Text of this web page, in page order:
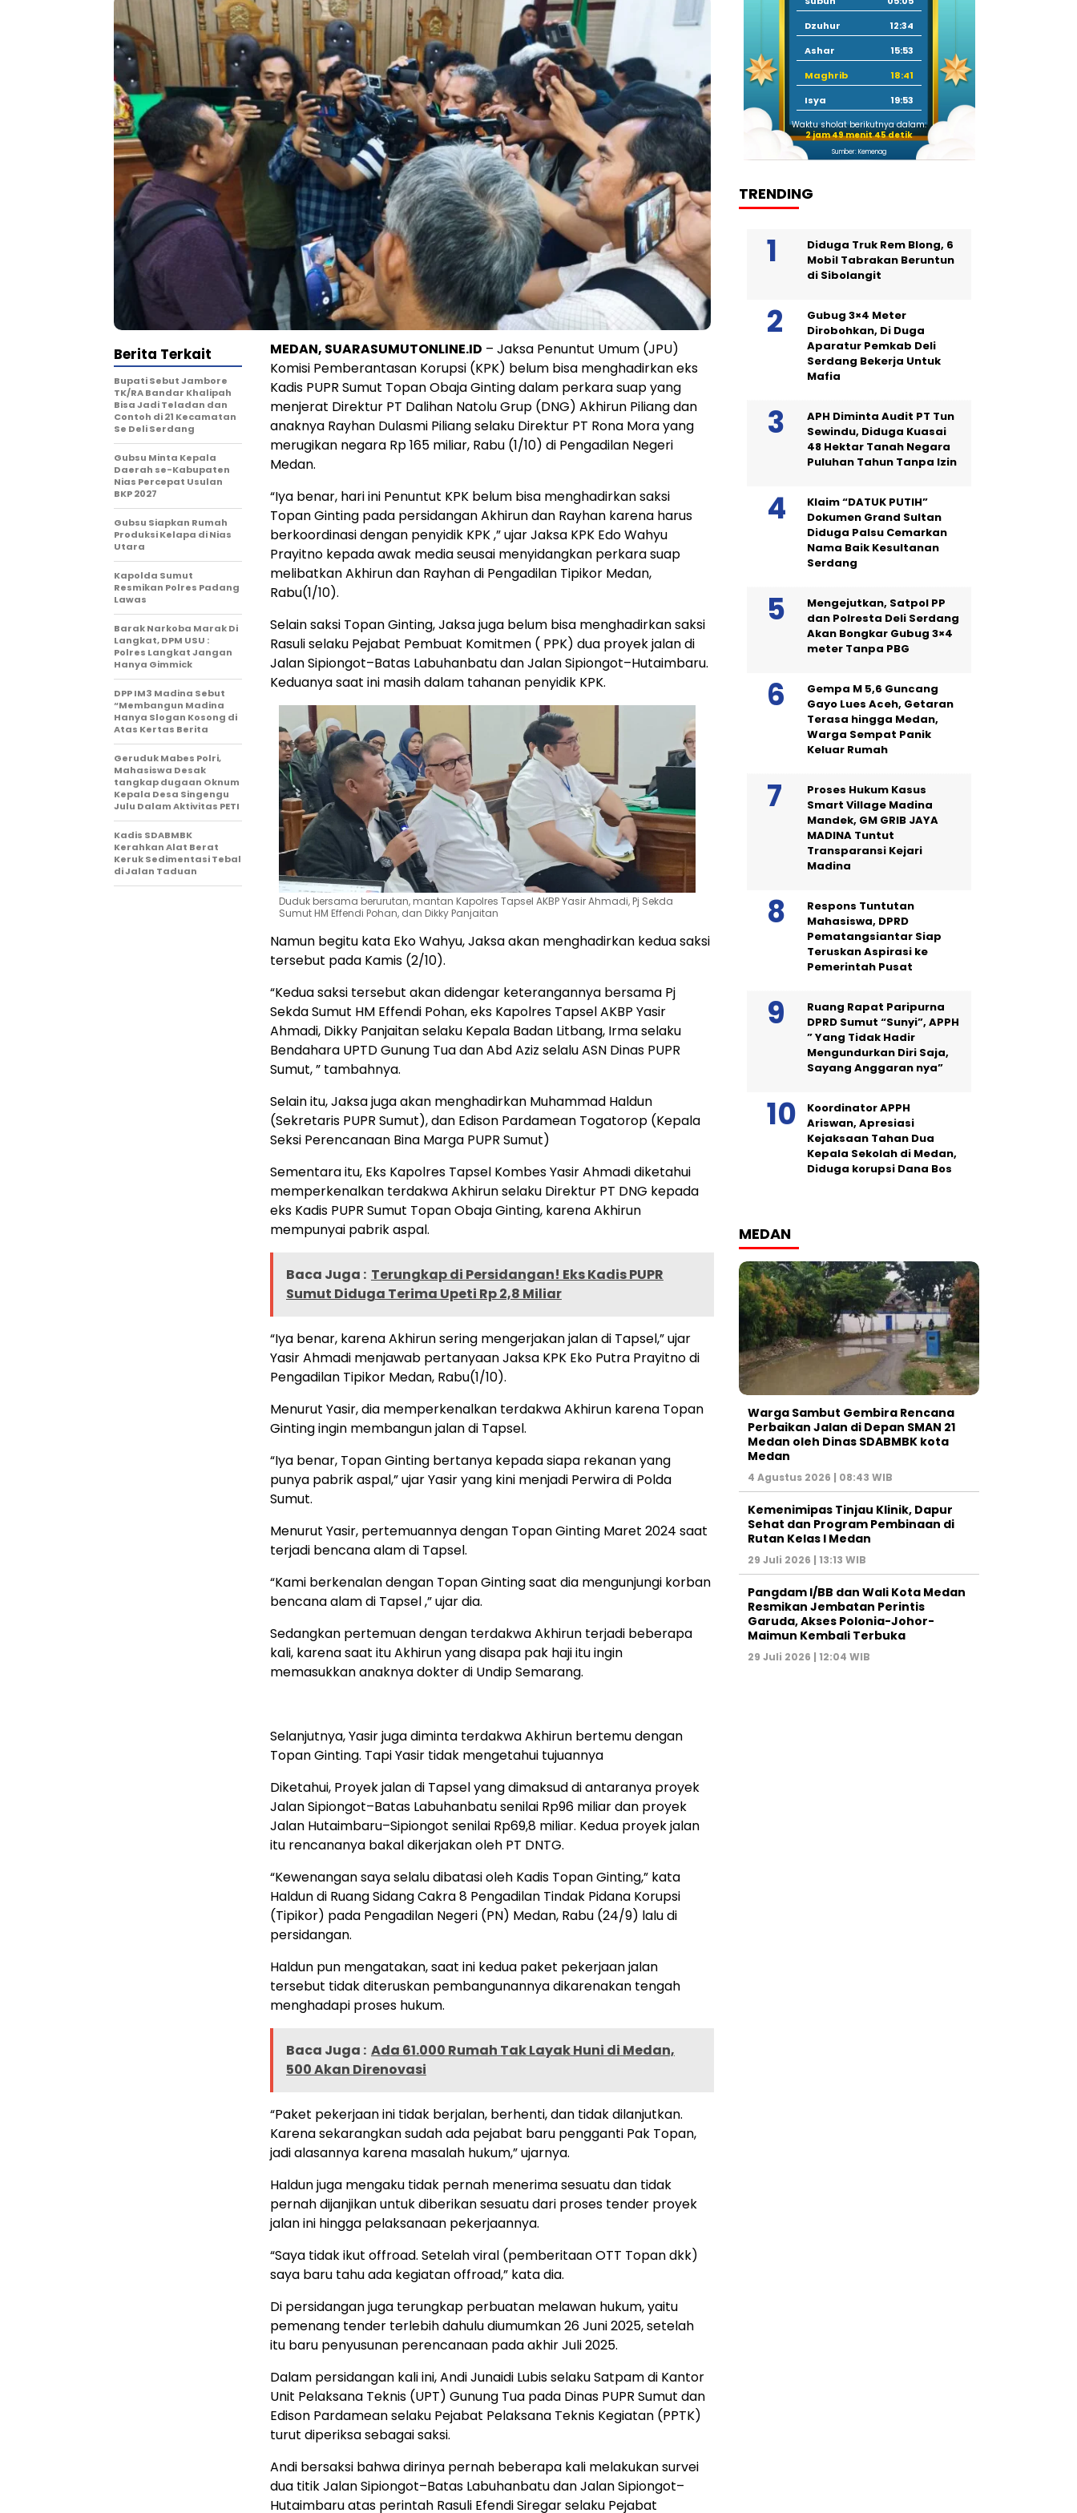
MEDAN, SUARASUMUTONLINE.ID – Jaksa Penuntut Umum (JPU)
Komisi Pemberantasan Korupsi (KPK) belum bisa menghadirkan eks
Kadis PUPR Sumut Topan Obaja Ginting dalam perkara suap yang
menjerat Direktur PT Dalihan Natolu Grup (DNG) Akhirun Piliang dan
anaknya Rayhan Dulasmi Piliang selaku Direktur PT Rona Mora yang
merugikan negara Rp 165 miliar, Rabu (1/10) di Pengadilan Negeri
Medan.
“Iya benar, hari ini Penuntut KPK belum bisa menghadirkan saksi
Topan Ginting pada persidangan Akhirun dan Rayhan karena harus
berkoordinasi dengan penyidik KPK ,” ujar Jaksa KPK Edo Wahyu
Prayitno kepada awak media seusai menyidangkan perkara suap
melibatkan Akhirun dan Rayhan di Pengadilan Tipikor Medan,
Rabu(1/10).
Selain saksi Topan Ginting, Jaksa juga belum bisa menghadirkan saksi
Rasuli selaku Pejabat Pembuat Komitmen ( PPK) dua proyek jalan di
Jalan Sipiongot–Batas Labuhanbatu dan Jalan Sipiongot–Hutaimbaru.
Keduanya saat ini masih dalam tahanan penyidik KPK.
Duduk bersama berurutan, mantan Kapolres Tapsel AKBP Yasir Ahmadi, Pj Sekda
Sumut HM Effendi Pohan, dan Dikky Panjaitan
Namun begitu kata Eko Wahyu, Jaksa akan menghadirkan kedua saksi
tersebut pada Kamis (2/10).
“Kedua saksi tersebut akan didengar keterangannya bersama Pj
Sekda Sumut HM Effendi Pohan, eks Kapolres Tapsel AKBP Yasir
Ahmadi, Dikky Panjaitan selaku Kepala Badan Litbang, Irma selaku
Bendahara UPTD Gunung Tua dan Abd Aziz selalu ASN Dinas PUPR
Sumut, ” tambahnya.
Selain itu, Jaksa juga akan menghadirkan Muhammad Haldun
(Sekretaris PUPR Sumut), dan Edison Pardamean Togatorop (Kepala
Seksi Perencanaan Bina Marga PUPR Sumut)
Sementara itu, Eks Kapolres Tapsel Kombes Yasir Ahmadi diketahui
memperkenalkan terdakwa Akhirun selaku Direktur PT DNG kepada
eks Kadis PUPR Sumut Topan Obaja Ginting, karena Akhirun
mempunyai pabrik aspal.
Baca Juga : Terungkap di Persidangan! Eks Kadis PUPR
Sumut Diduga Terima Upeti Rp 2,8 Miliar
“Iya benar, karena Akhirun sering mengerjakan jalan di Tapsel,” ujar
Yasir Ahmadi menjawab pertanyaan Jaksa KPK Eko Putra Prayitno di
Pengadilan Tipikor Medan, Rabu(1/10).
Menurut Yasir, dia memperkenalkan terdakwa Akhirun karena Topan
Ginting ingin membangun jalan di Tapsel.
“Iya benar, Topan Ginting bertanya kepada siapa rekanan yang
punya pabrik aspal,” ujar Yasir yang kini menjadi Perwira di Polda
Sumut.
Menurut Yasir, pertemuannya dengan Topan Ginting Maret 2024 saat
terjadi bencana alam di Tapsel.
“Kami berkenalan dengan Topan Ginting saat dia mengunjungi korban
bencana alam di Tapsel ,” ujar dia.
Sedangkan pertemuan dengan terdakwa Akhirun terjadi beberapa
kali, karena saat itu Akhirun yang disapa pak haji itu ingin
memasukkan anaknya dokter di Undip Semarang.
Selanjutnya, Yasir juga diminta terdakwa Akhirun bertemu dengan
Topan Ginting. Tapi Yasir tidak mengetahui tujuannya
Diketahui, Proyek jalan di Tapsel yang dimaksud di antaranya proyek
Jalan Sipiongot–Batas Labuhanbatu senilai Rp96 miliar dan proyek
Jalan Hutaimbaru–Sipiongot senilai Rp69,8 miliar. Kedua proyek jalan
itu rencananya bakal dikerjakan oleh PT DNTG.
“Kewenangan saya selalu dibatasi oleh Kadis Topan Ginting,” kata
Haldun di Ruang Sidang Cakra 8 Pengadilan Tindak Pidana Korupsi
(Tipikor) pada Pengadilan Negeri (PN) Medan, Rabu (24/9) lalu di
persidangan.
Haldun pun mengatakan, saat ini kedua paket pekerjaan jalan
tersebut tidak diteruskan pembangunannya dikarenakan tengah
menghadapi proses hukum.
Baca Juga : Ada 61.000 Rumah Tak Layak Huni di Medan,
500 Akan Direnovasi
“Paket pekerjaan ini tidak berjalan, berhenti, dan tidak dilanjutkan.
Karena sekarangkan sudah ada pejabat baru pengganti Pak Topan,
jadi alasannya karena masalah hukum,” ujarnya.
Haldun juga mengaku tidak pernah menerima sesuatu dan tidak
pernah dijanjikan untuk diberikan sesuatu dari proses tender proyek
jalan ini hingga pelaksanaan pekerjaannya.
“Saya tidak ikut offroad. Setelah viral (pemberitaan OTT Topan dkk)
saya baru tahu ada kegiatan offroad,” kata dia.
Di persidangan juga terungkap perbuatan melawan hukum, yaitu
pemenang tender terlebih dahulu diumumkan 26 Juni 2025, setelah
itu baru penyusunan perencanaan pada akhir Juli 2025.
Dalam persidangan kali ini, Andi Junaidi Lubis selaku Satpam di Kantor
Unit Pelaksana Teknis (UPT) Gunung Tua pada Dinas PUPR Sumut dan
Edison Pardamean selaku Pejabat Pelaksana Teknis Kegiatan (PPTK)
turut diperiksa sebagai saksi.
Andi bersaksi bahwa dirinya pernah beberapa kali melakukan survei
dua titik Jalan Sipiongot–Batas Labuhanbatu dan Jalan Sipiongot–
Hutaimbaru atas perintah Rasuli Efendi Siregar selaku Pejabat
Berita Terkait
Bupati Sebut Jambore
TK/RA Bandar Khalipah
Bisa Jadi Teladan dan
Contoh di 21 Kecamatan
Se Deli Serdang
Gubsu Minta Kepala
Daerah se-Kabupaten
Nias Percepat Usulan
BKP 2027
Gubsu Siapkan Rumah
Produksi Kelapa di Nias
Utara
Kapolda Sumut
Resmikan Polres Padang
Lawas
Barak Narkoba Marak Di
Langkat, DPM USU :
Polres Langkat Jangan
Hanya Gimmick
DPP IM3 Madina Sebut
“Membangun Madina
Hanya Slogan Kosong di
Atas Kertas Berita
Geruduk Mabes Polri,
Mahasiswa Desak
tangkap dugaan Oknum
Kepala Desa Singengu
Julu Dalam Aktivitas PETI
Kadis SDABMBK
Kerahkan Alat Berat
Keruk Sedimentasi Tebal
di Jalan Taduan
Dzuhur
12:34
Ashar
15:53
Maghrib
18:41
Isya
19:53
Waktu sholat berikutnya dalam:
2 jam 49 menit 44 detik
Sumber: Kemenag
TRENDING
Diduga Truk Rem Blong, 6
Mobil Tabrakan Beruntun
di Sibolangit
Gubug 3×4 Meter
Dirobohkan, Di Duga
Aparatur Pemkab Deli
Serdang Bekerja Untuk
Mafia
APH Diminta Audit PT Tun
Sewindu, Diduga Kuasai
48 Hektar Tanah Negara
Puluhan Tahun Tanpa Izin
Klaim “DATUK PUTIH”
Dokumen Grand Sultan
Diduga Palsu Cemarkan
Nama Baik Kesultanan
Serdang
Mengejutkan, Satpol PP
dan Polresta Deli Serdang
Akan Bongkar Gubug 3×4
meter Tanpa PBG
Gempa M 5,6 Guncang
Gayo Lues Aceh, Getaran
Terasa hingga Medan,
Warga Sempat Panik
Keluar Rumah
Proses Hukum Kasus
Smart Village Madina
Mandek, GM GRIB JAYA
MADINA Tuntut
Transparansi Kejari
Madina
Respons Tuntutan
Mahasiswa, DPRD
Pematangsiantar Siap
Teruskan Aspirasi ke
Pemerintah Pusat
Ruang Rapat Paripurna
DPRD Sumut “Sunyi”, APPH
” Yang Tidak Hadir
Mengundurkan Diri Saja,
Sayang Anggaran nya”
Koordinator APPH
Ariswan, Apresiasi
Kejaksaan Tahan Dua
Kepala Sekolah di Medan,
Diduga korupsi Dana Bos
MEDAN
Warga Sambut Gembira Rencana
Perbaikan Jalan di Depan SMAN 21
Medan oleh Dinas SDABMBK kota
Medan
4 Agustus 2026 | 08:43 WIB
Kemenimipas Tinjau Klinik, Dapur
Sehat dan Program Pembinaan di
Rutan Kelas I Medan
29 Juli 2026 | 13:13 WIB
Pangdam I/BB dan Wali Kota Medan
Resmikan Jembatan Perintis
Garuda, Akses Polonia-Johor-
Maimun Kembali Terbuka
29 Juli 2026 | 12:04 WIB